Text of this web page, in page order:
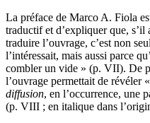
La préface de Marco A. Fiola
traductif et d’expliquer que, s’il
traduire l’ouvrage, c’est non
l’intéressait, mais aussi parce
combler un vide » (p. VII). De
l’ouvrage permettait de révéler
diffusion, en l’occurrence, une
(p. VIII ; en italique dans